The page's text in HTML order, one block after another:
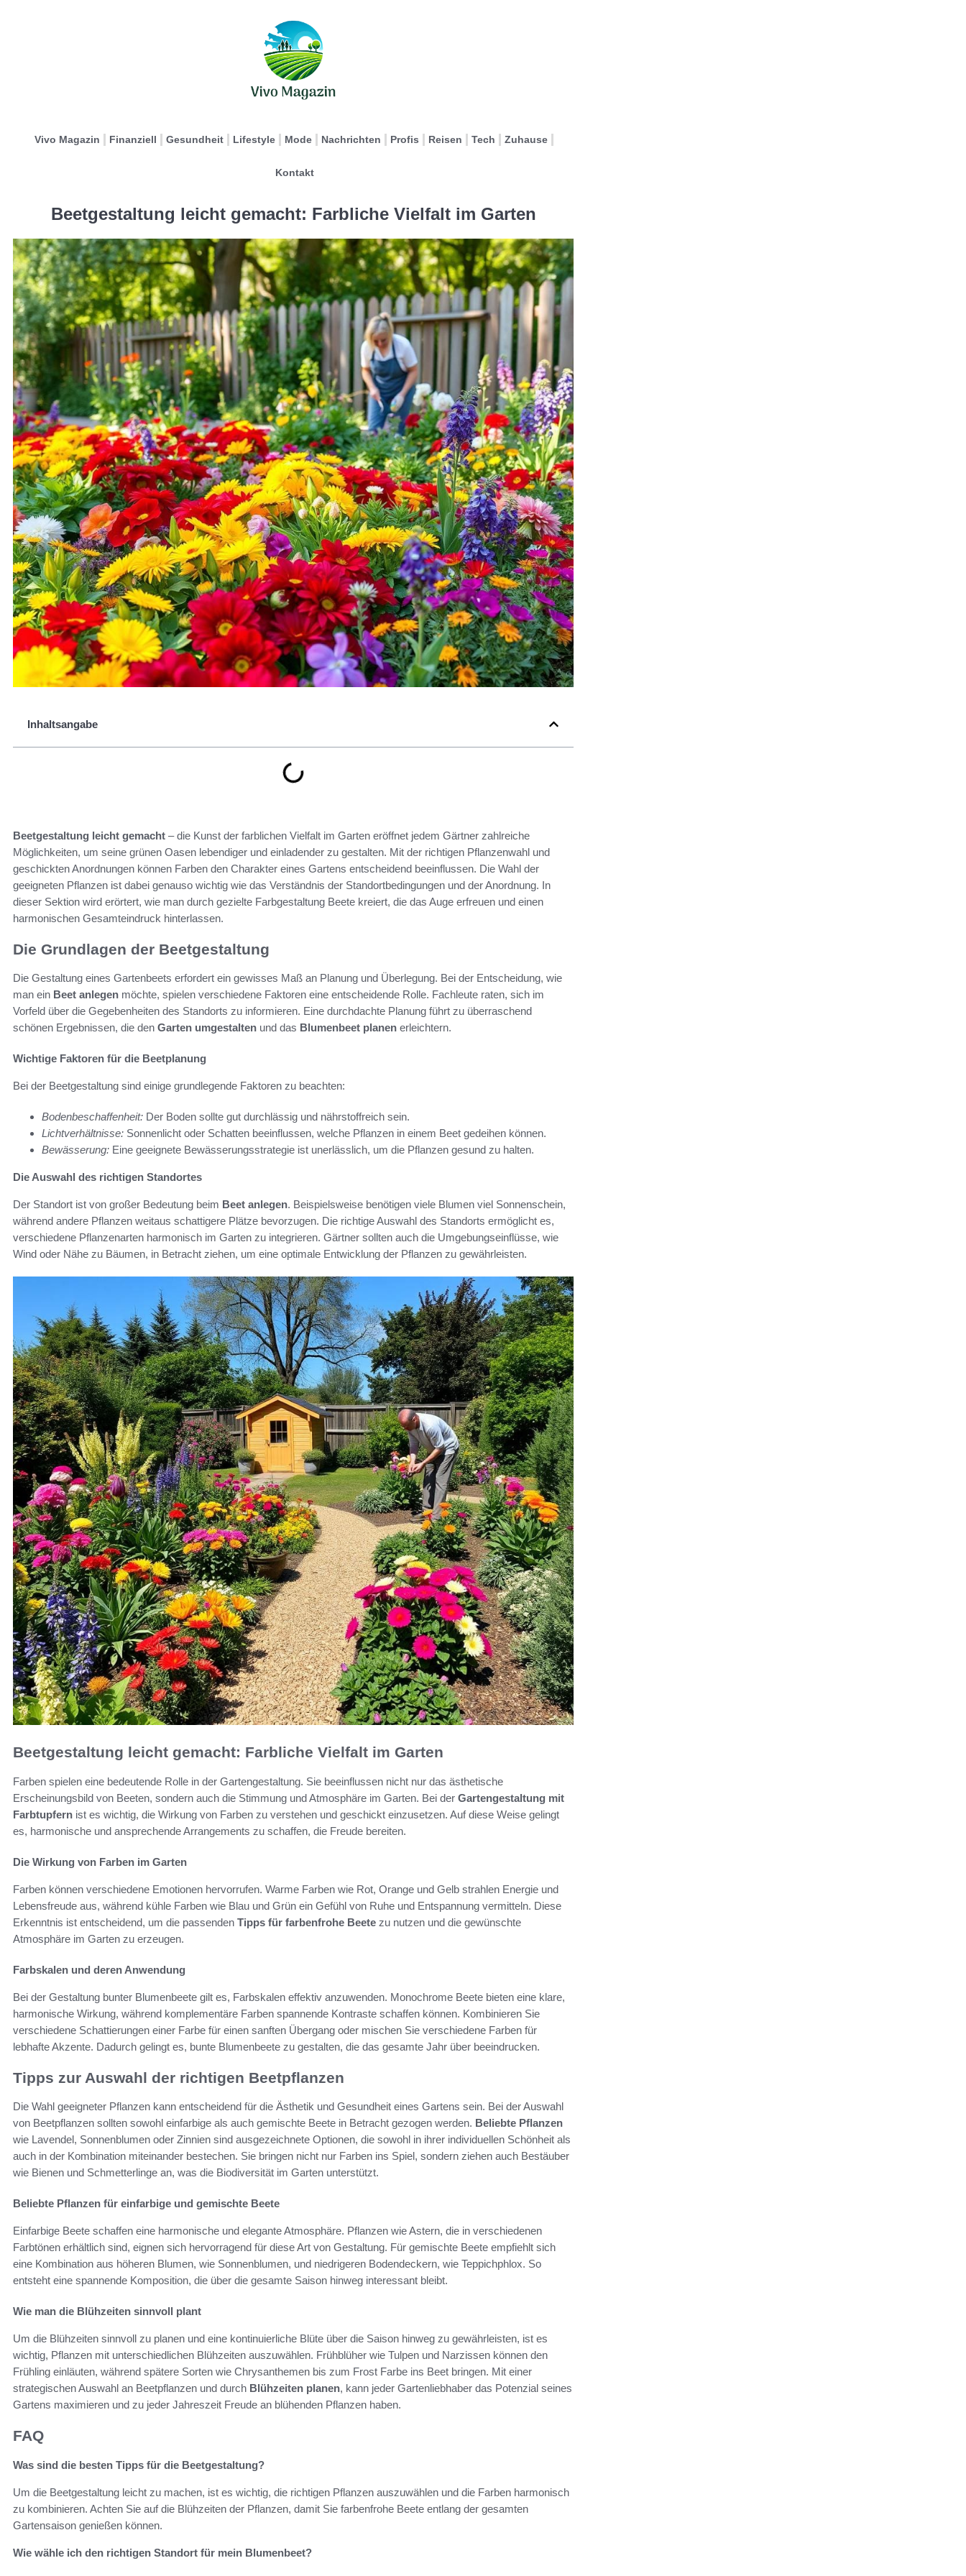
Vivo Magazin Finanziell Gesundheit Lifestyle Mode Nachrichten Profis Reisen Tech Zuhause
Kontakt
Beetgestaltung leicht gemacht: Farbliche Vielfalt im Garten
Inhaltsangabe
Beetgestaltung leicht gemacht – die Kunst der farblichen Vielfalt im Garten eröffnet jedem Gärtner zahlreiche
Möglichkeiten, um seine grünen Oasen lebendiger und einladender zu gestalten. Mit der richtigen Pflanzenwahl und
geschickten Anordnungen können Farben den Charakter eines Gartens entscheidend beeinflussen. Die Wahl der
geeigneten Pflanzen ist dabei genauso wichtig wie das Verständnis der Standortbedingungen und der Anordnung. In
dieser Sektion wird erörtert, wie man durch gezielte Farbgestaltung Beete kreiert, die das Auge erfreuen und einen
harmonischen Gesamteindruck hinterlassen.
Die Grundlagen der Beetgestaltung
Die Gestaltung eines Gartenbeets erfordert ein gewisses Maß an Planung und Überlegung. Bei der Entscheidung, wie
man ein Beet anlegen möchte, spielen verschiedene Faktoren eine entscheidende Rolle. Fachleute raten, sich im
Vorfeld über die Gegebenheiten des Standorts zu informieren. Eine durchdachte Planung führt zu überraschend
schönen Ergebnissen, die den Garten umgestalten und das Blumenbeet planen erleichtern.
Wichtige Faktoren für die Beetplanung
Bei der Beetgestaltung sind einige grundlegende Faktoren zu beachten:
Bodenbeschaffenheit: Der Boden sollte gut durchlässig und nährstoffreich sein.
Lichtverhältnisse: Sonnenlicht oder Schatten beeinflussen, welche Pflanzen in einem Beet gedeihen können.
Bewässerung: Eine geeignete Bewässerungsstrategie ist unerlässlich, um die Pflanzen gesund zu halten.
Die Auswahl des richtigen Standortes
Der Standort ist von großer Bedeutung beim Beet anlegen. Beispielsweise benötigen viele Blumen viel Sonnenschein,
während andere Pflanzen weitaus schattigere Plätze bevorzugen. Die richtige Auswahl des Standorts ermöglicht es,
verschiedene Pflanzenarten harmonisch im Garten zu integrieren. Gärtner sollten auch die Umgebungseinflüsse, wie
Wind oder Nähe zu Bäumen, in Betracht ziehen, um eine optimale Entwicklung der Pflanzen zu gewährleisten.
Beetgestaltung leicht gemacht: Farbliche Vielfalt im Garten
Farben spielen eine bedeutende Rolle in der Gartengestaltung. Sie beeinflussen nicht nur das ästhetische
Erscheinungsbild von Beeten, sondern auch die Stimmung und Atmosphäre im Garten. Bei der Gartengestaltung mit
Farbtupfern ist es wichtig, die Wirkung von Farben zu verstehen und geschickt einzusetzen. Auf diese Weise gelingt
es, harmonische und ansprechende Arrangements zu schaffen, die Freude bereiten.
Die Wirkung von Farben im Garten
Farben können verschiedene Emotionen hervorrufen. Warme Farben wie Rot, Orange und Gelb strahlen Energie und
Lebensfreude aus, während kühle Farben wie Blau und Grün ein Gefühl von Ruhe und Entspannung vermitteln. Diese
Erkenntnis ist entscheidend, um die passenden Tipps für farbenfrohe Beete zu nutzen und die gewünschte
Atmosphäre im Garten zu erzeugen.
Farbskalen und deren Anwendung
Bei der Gestaltung bunter Blumenbeete gilt es, Farbskalen effektiv anzuwenden. Monochrome Beete bieten eine klare,
harmonische Wirkung, während komplementäre Farben spannende Kontraste schaffen können. Kombinieren Sie
verschiedene Schattierungen einer Farbe für einen sanften Übergang oder mischen Sie verschiedene Farben für
lebhafte Akzente. Dadurch gelingt es, bunte Blumenbeete zu gestalten, die das gesamte Jahr über beeindrucken.
Tipps zur Auswahl der richtigen Beetpflanzen
Die Wahl geeigneter Pflanzen kann entscheidend für die Ästhetik und Gesundheit eines Gartens sein. Bei der Auswahl
von Beetpflanzen sollten sowohl einfarbige als auch gemischte Beete in Betracht gezogen werden. Beliebte Pflanzen
wie Lavendel, Sonnenblumen oder Zinnien sind ausgezeichnete Optionen, die sowohl in ihrer individuellen Schönheit als
auch in der Kombination miteinander bestechen. Sie bringen nicht nur Farben ins Spiel, sondern ziehen auch Bestäuber
wie Bienen und Schmetterlinge an, was die Biodiversität im Garten unterstützt.
Beliebte Pflanzen für einfarbige und gemischte Beete
Einfarbige Beete schaffen eine harmonische und elegante Atmosphäre. Pflanzen wie Astern, die in verschiedenen
Farbtönen erhältlich sind, eignen sich hervorragend für diese Art von Gestaltung. Für gemischte Beete empfiehlt sich
eine Kombination aus höheren Blumen, wie Sonnenblumen, und niedrigeren Bodendeckern, wie Teppichphlox. So
entsteht eine spannende Komposition, die über die gesamte Saison hinweg interessant bleibt.
Wie man die Blühzeiten sinnvoll plant
Um die Blühzeiten sinnvoll zu planen und eine kontinuierliche Blüte über die Saison hinweg zu gewährleisten, ist es
wichtig, Pflanzen mit unterschiedlichen Blühzeiten auszuwählen. Frühblüher wie Tulpen und Narzissen können den
Frühling einläuten, während spätere Sorten wie Chrysanthemen bis zum Frost Farbe ins Beet bringen. Mit einer
strategischen Auswahl an Beetpflanzen und durch Blühzeiten planen, kann jeder Gartenliebhaber das Potenzial seines
Gartens maximieren und zu jeder Jahreszeit Freude an blühenden Pflanzen haben.
FAQ
Was sind die besten Tipps für die Beetgestaltung?
Um die Beetgestaltung leicht zu machen, ist es wichtig, die richtigen Pflanzen auszuwählen und die Farben harmonisch
zu kombinieren. Achten Sie auf die Blühzeiten der Pflanzen, damit Sie farbenfrohe Beete entlang der gesamten
Gartensaison genießen können.
Wie wähle ich den richtigen Standort für mein Blumenbeet?